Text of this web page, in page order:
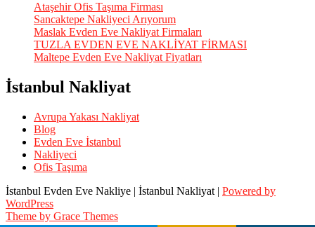
Ataşehir Ofis Taşıma Firması
Sancaktepe Nakliyeci Arıyorum
Maslak Evden Eve Nakliyat Firmaları
TUZLA EVDEN EVE NAKLİYAT FİRMASI
Maltepe Evden Eve Nakliyat Fiyatları
İstanbul Nakliyat
Avrupa Yakası Nakliyat
Blog
Evden Eve İstanbul
Nakliyeci
Ofis Taşıma
İstanbul Evden Eve Nakliye | İstanbul Nakliyat | Powered by
WordPress
Theme by Grace Themes